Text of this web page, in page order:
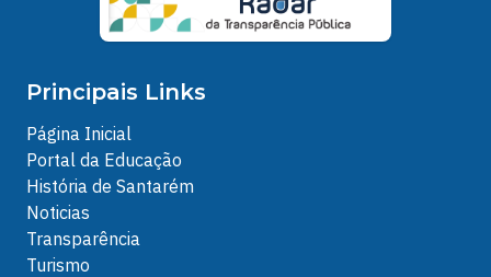
Principais Links
Página Inicial
Portal da Educação
História de Santarém
Noticias
Transparência
Turismo